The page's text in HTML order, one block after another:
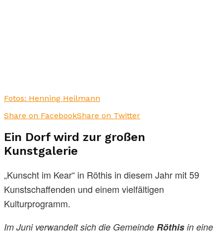
Fotos: Henning Heilmann
Share on FacebookShare on Twitter
Ein Dorf wird zur großen
Kunstgalerie
„Kunscht im Kear“ in Röthis in diesem Jahr mit 59
Kunstschaffenden und einem vielfältigen
Kulturprogramm.
Im Juni verwandelt sich die Gemeinde Röthis in eine